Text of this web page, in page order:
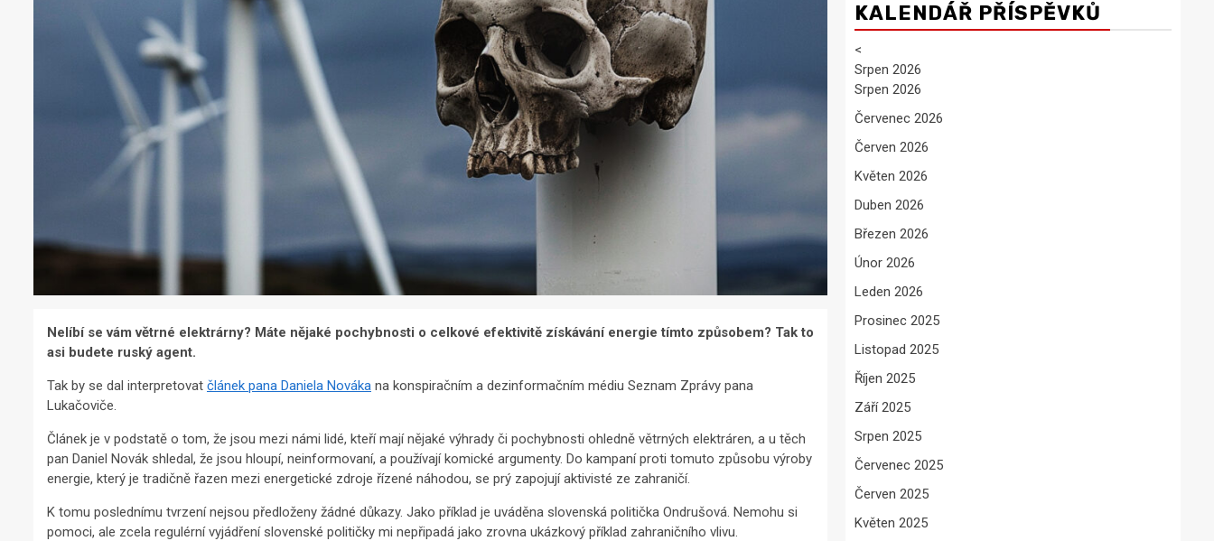
Nelíbí se vám větrné elektrárny? Máte nějaké pochybnosti o celkové efektivitě získávání energie tímto způsobem? Tak to
asi budete ruský agent.
Tak by se dal interpretovat článek pana Daniela Nováka na konspiračním a dezinformačním médiu Seznam Zprávy pana
Lukačoviče.
Článek je v podstatě o tom, že jsou mezi námi lidé, kteří mají nějaké výhrady či pochybnosti ohledně větrných elektráren, a u těch
pan Daniel Novák shledal, že jsou hloupí, neinformovaní, a používají komické argumenty. Do kampaní proti tomuto způsobu výroby
energie, který je tradičně řazen mezi energetické zdroje řízené náhodou, se prý zapojují aktivisté ze zahraničí.
K tomu poslednímu tvrzení nejsou předloženy žádné důkazy. Jako příklad je uváděna slovenská politička Ondrušová. Nemohu si
pomoci, ale zcela regulérní vyjádření slovenské političky mi nepřipadá jako zrovna ukázkový příklad zahraničního vlivu.
KALENDÁŘ PŘÍSPĚVKŮ
<
Srpen 2026
Srpen 2026
Červenec 2026
Červen 2026
Květen 2026
Duben 2026
Březen 2026
Únor 2026
Leden 2026
Prosinec 2025
Listopad 2025
Říjen 2025
Září 2025
Srpen 2025
Červenec 2025
Červen 2025
Květen 2025